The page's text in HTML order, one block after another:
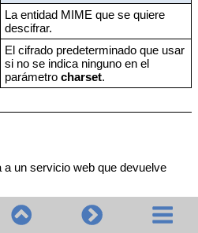
La entidad MIME que se quiere
descifrar.
El cifrado predeterminado que usar
si no se indica ninguno en el
parámetrocharset.
un servicio web que devuelve